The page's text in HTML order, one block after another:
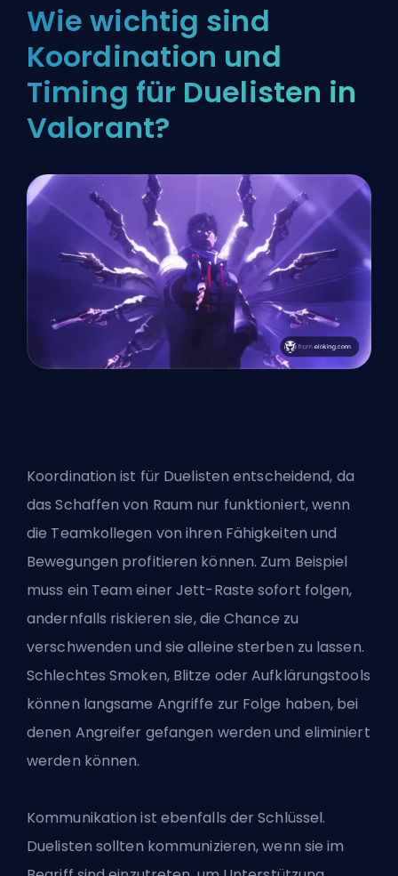
Wie wichtig sind
Koordination und
Timing für Duelisten in
Valorant?
Koordination ist für Duelisten entscheidend, da
das Schaffen von Raum nur funktioniert, wenn
die Teamkollegen von ihren Fähigkeiten und
Bewegungen profitieren können. Zum Beispiel
muss ein Team einer Jett-Raste sofort folgen,
andernfalls riskieren sie, die Chance zu
verschwenden und sie alleine sterben zu lassen.
Schlechtes Smoken, Blitze oder Aufklärungstools
können langsame Angriffe zur Folge haben, bei
denen Angreifer gefangen werden und eliminiert
werden können.
Kommunikation ist ebenfalls der Schlüssel.
Duelisten sollten kommunizieren, wenn sie im